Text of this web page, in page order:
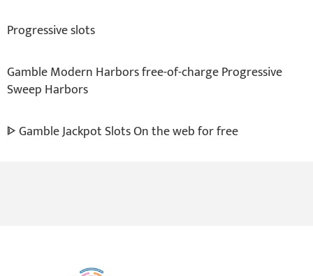
Progressive slots
Gamble Modern Harbors free-of-charge Progressive
Sweep Harbors
ᐈ Gamble Jackpot Slots On the web for free